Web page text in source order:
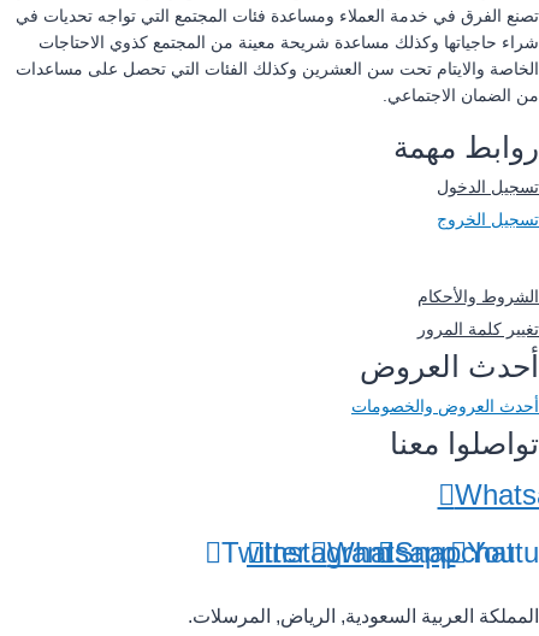
تصنع الفرق في خدمة العملاء ومساعدة فئات المجتمع التي تواجه تحديات في
شراء حاجياتها وكذلك مساعدة شريحة معينة من المجتمع كذوي الاحتاجات
الخاصة والايتام تحت سن العشرين وكذلك الفئات التي تحصل على مساعدات
من الضمان الاجتماعي.
روابط مهمة
تسجيل الدخول
تسجيل الخروج
الشروط والأحكام
تغيير كلمة المرور
أحدث العروض
أحدث العروض والخصومات
تواصلوا معنا
Snapchat
Whatsapp
Instagram
Twitter
المملكة العربية السعودية, الرياض, المرسلات.